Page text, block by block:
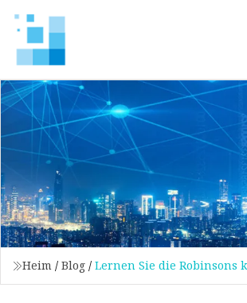
Heim / Blog / Lernen Sie die Robinsons